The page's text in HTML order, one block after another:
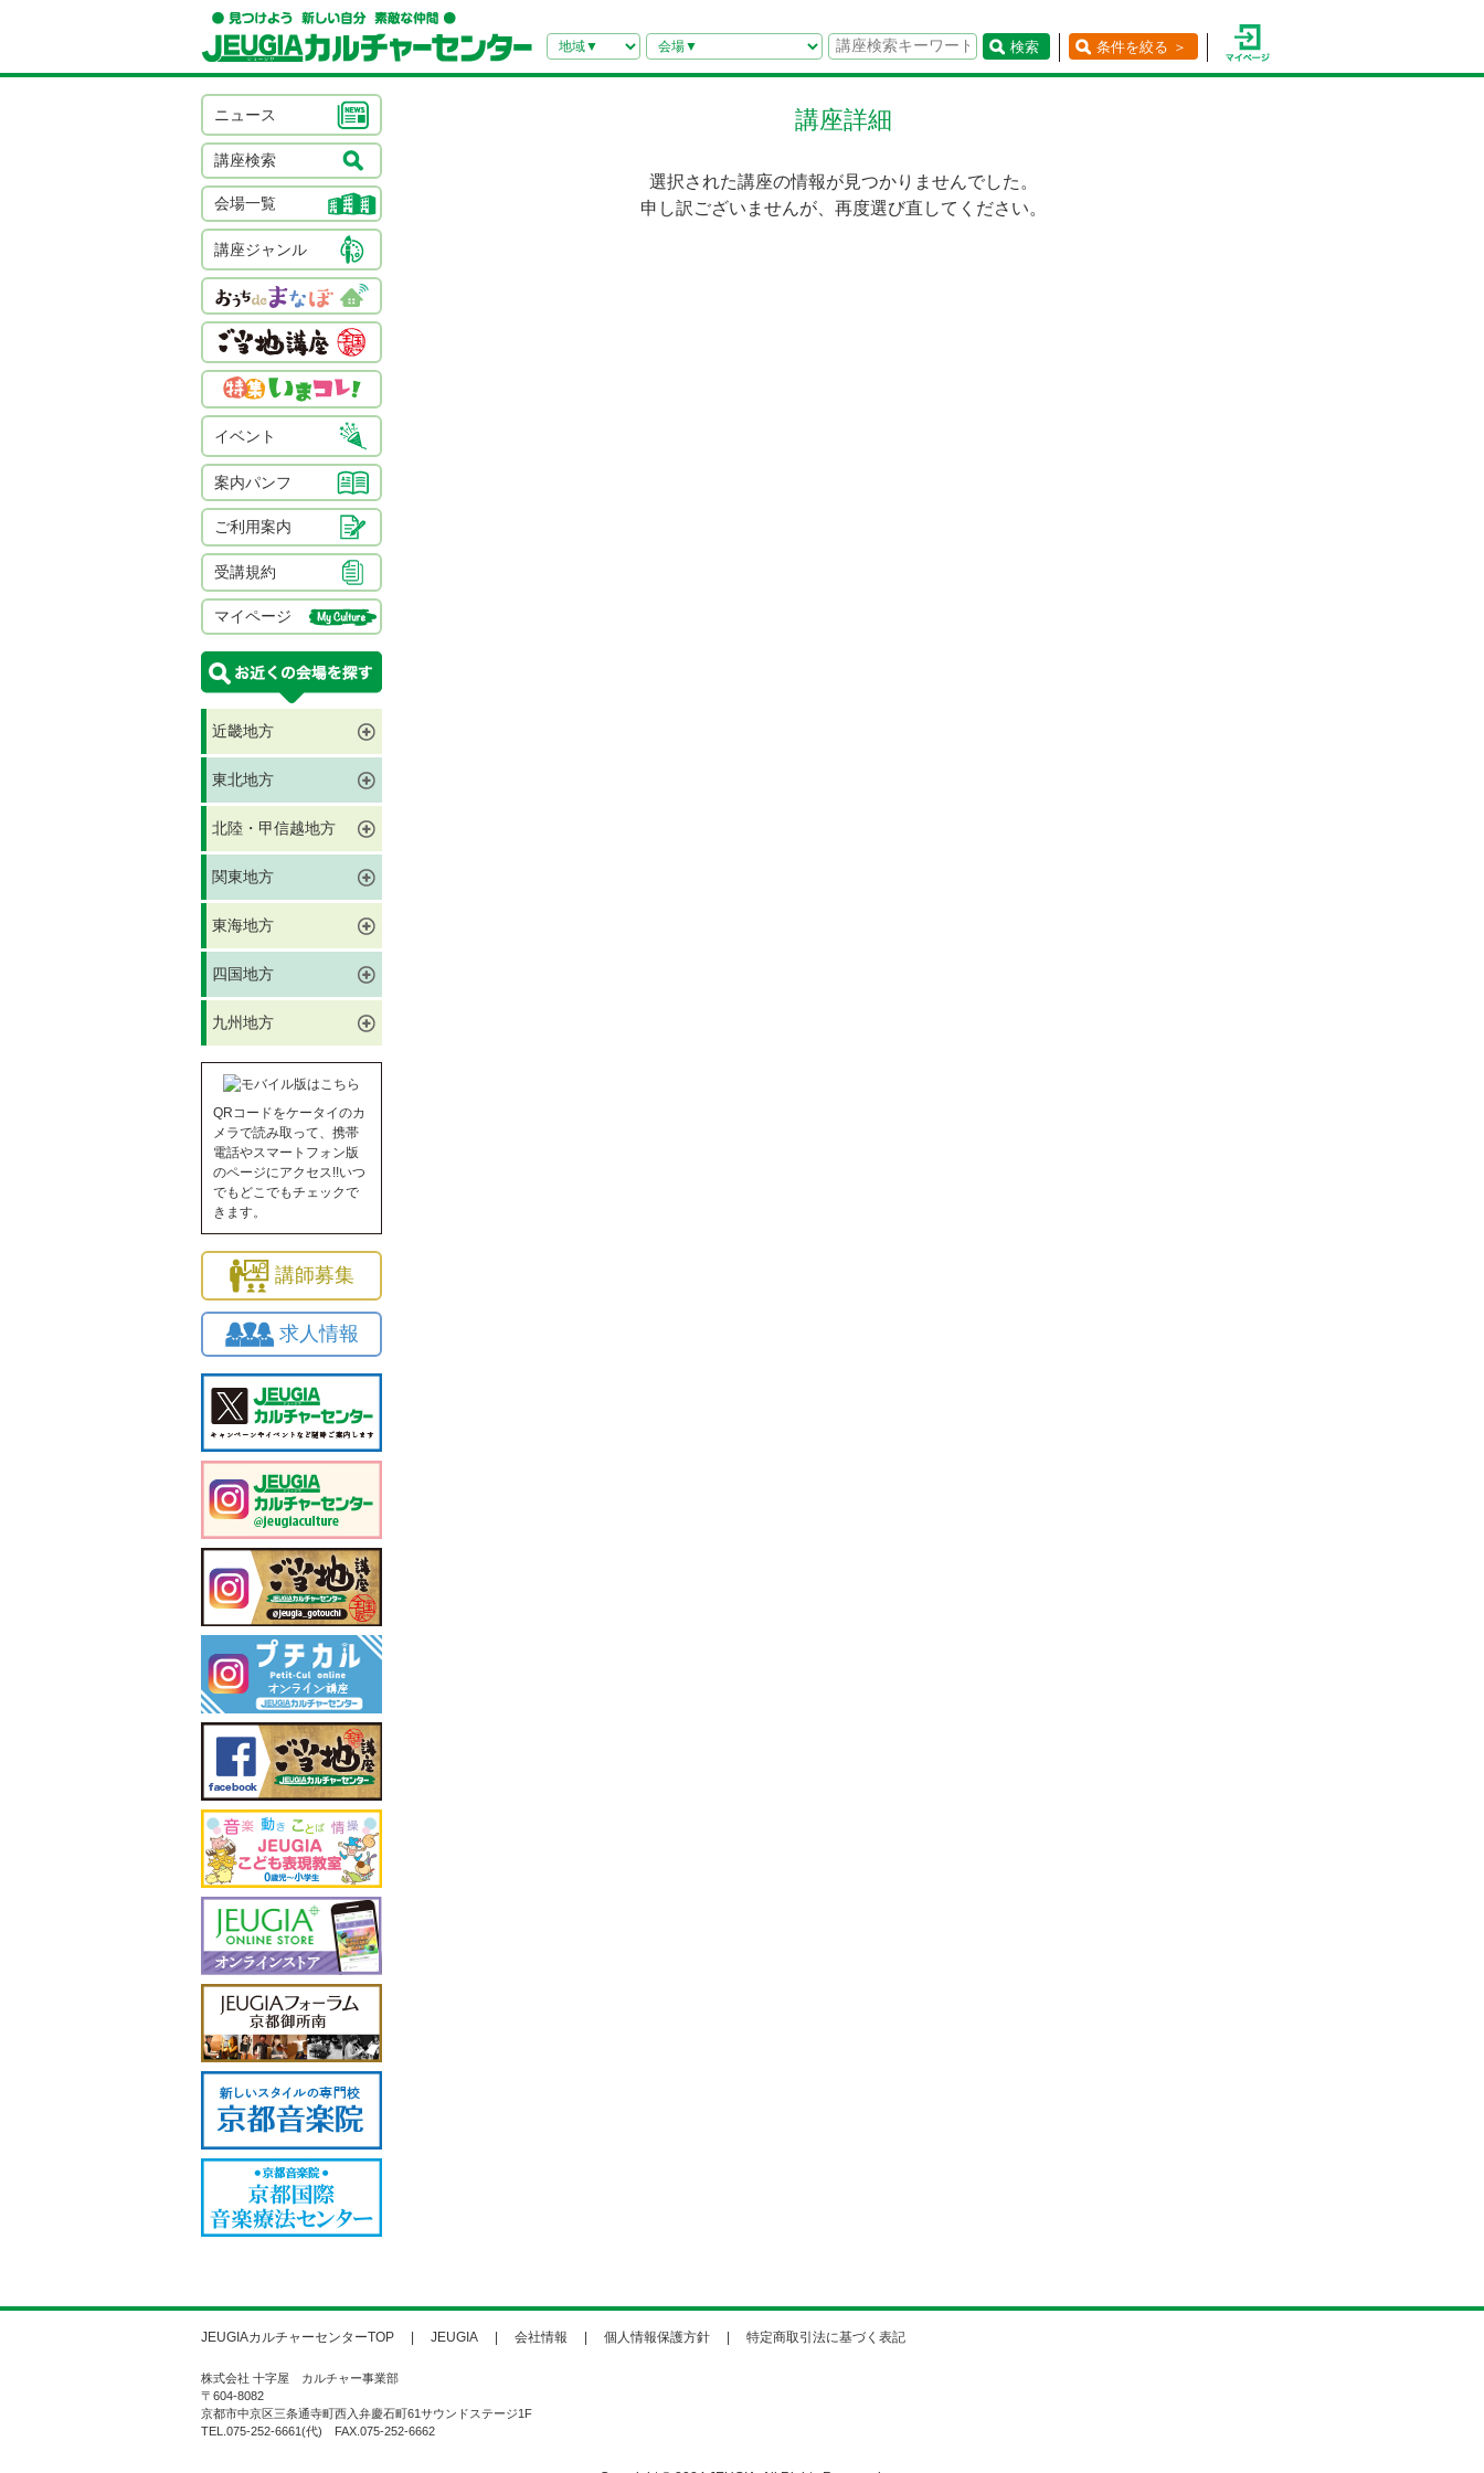
検索 条件を絞る ＞
ニュース
講座検索
会場一覧
講座ジャンル
イベント
案内パンフ
ご利用案内
受講規約
マイページ
近畿地方
東北地方
北陸・甲信越地方
関東地方
東海地方
四国地方
九州地方
QRコードをケータイのカ
メラで読み取って、携帯
電話やスマートフォン版
のページにアクセス!!いつ
でもどこでもチェックで
きます。
講師募集
求人情報
講座詳細
選択された講座の情報が見つかりませんでした。
申し訳ございませんが、再度選び直してください。
JEUGIAカルチャーセンターTOP JEUGIA 会社情報 個人情報保護方針 特定商取引法に基づく表記
株式会社 十字屋 カルチャー事業部
〒604-8082
京都市中京区三条通寺町西入弁慶石町61サウンドステージ1F
TEL.075-252-6661(代) FAX.075-252-6662